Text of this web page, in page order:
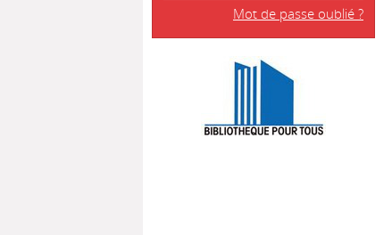
Mot de passe oublié ?